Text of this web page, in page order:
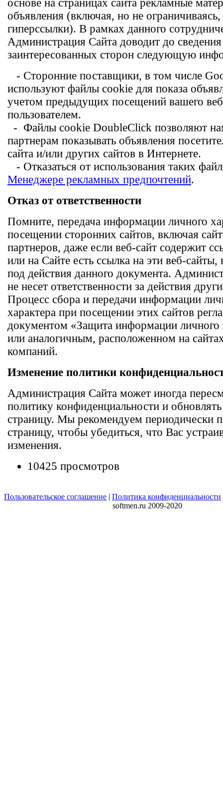
основе на страницах сайта рекламные
объявления (включая, но не ограничиваясь,
гиперссылки). В рамках данного
Администрация Сайта доводит до сведения
заинтересованных сторон следующую
- Сторонние поставщики, в том числе
используют файлы cookie для показа
учетом предыдущих посещений вашего
пользователем.
- Файлы cookie DoubleClick позволяют
партнерам показывать объявления
сайта и/или других сайтов в Интернете.
- Отказаться от использования таких
Менеджере рекламных предпочтений.
Отказ от ответственности
Помните, передача информации личного
посещении сторонних сайтов, включая
партнеров, даже если веб-сайт содержит
или на Сайте есть ссылка на эти веб-сайты,
под действия данного документа.
не несет ответственности за действия
Процесс сбора и передачи информации
характера при посещении этих сайтов
документом «Защита информации личного
или аналогичным, расположенном на
компаний.
Изменение политики
Администрация Сайта может иногда
политику конфиденциальности и
страницу. Мы рекомендуем периодически
страницу, чтобы убедиться, что Вас
изменения.
10425 просмотров
Пользовательское соглашение | Политика конфиденциальности
softmen.ru 2009-2020